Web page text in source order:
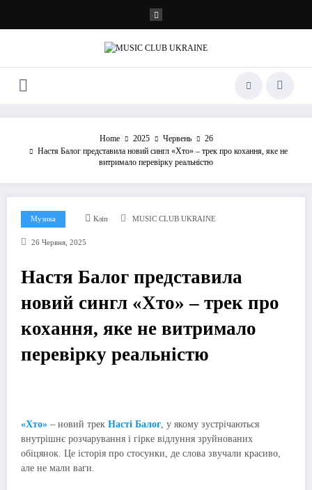
контенту
Home 2025 Червень
26
Настя Балог представила новий сингл «Хто» – трек про кохання, яке не
витримало перевірку реальністю
Музика Кліп MUSIC CLUB UKRAINE
26 Червня, 2025
Настя Балог представила
новий сингл «Хто» – трек про
кохання, яке не витримало
перевірку реальністю
«Хто» – новий трек Насті Балог, у якому зустрічаються
внутрішнє розчарування і гірке відлуння зруйнованих
обіцянок. Це історія про стосунки, де слова звучали красиво,
але не мали ваги.